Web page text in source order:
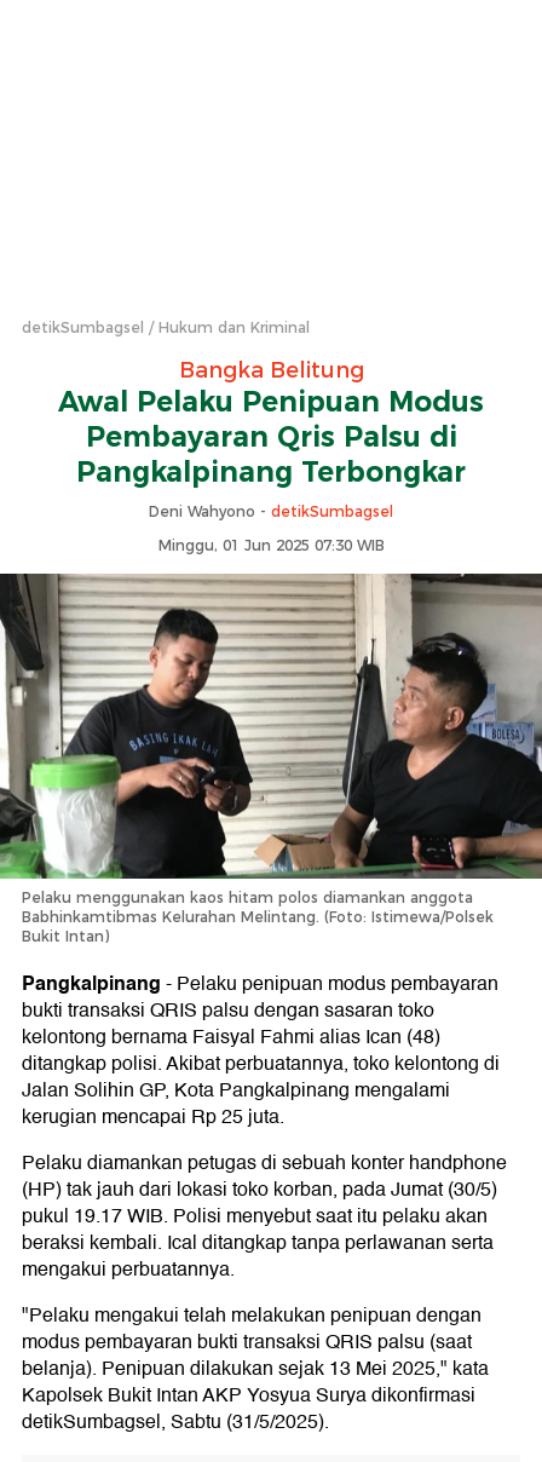
detikSumbagsel Hukum dan Kriminal
Bangka Belitung
Awal Pelaku Penipuan Modus
Pembayaran Qris Palsu di
Pangkalpinang Terbongkar
Deni Wahyono - detikSumbagsel
Minggu, 01 Jun 2025 07:30 WIB
Pelaku menggunakan kaos hitam polos diamankan anggota
Babhinkamtibmas Kelurahan Melintang. (Foto: Istimewa/Polsek
Bukit Intan)
Pangkalpinang-Pelaku penipuan modus pembayaran
bukti transaksi QRIS palsu dengan sasaran toko
kelontong bernama Faisyal Fahmi alias Ican (48)
ditangkap polisi. Akibat perbuatannya, toko kelontong di
Jalan Solihin GP, Kota Pangkalpinang mengalami
kerugian mencapai Rp 25 juta.
Pelaku diamankan petugas di sebuah konter handphone
(HP) tak jauh dari lokasi toko korban, pada Jumat (30/5)
pukul 19.17 WIB. Polisi menyebut saat itu pelaku akan
beraksi kembali. Ical ditangkap tanpa perlawanan serta
mengakui perbuatannya.
"Pelaku mengakui telah melakukan penipuan dengan
modus pembayaran bukti transaksi QRIS palsu (saat
belanja). Penipuan dilakukan sejak 13 Mei 2025," kata
Kapolsek Bukit Intan AKP Yosyua Surya dikonfirmasi
detikSumbagsel, Sabtu (31/5/2025).